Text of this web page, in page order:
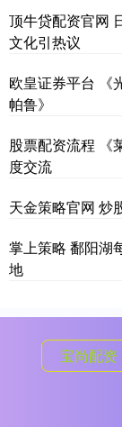
顶牛贷配资官网
文化引热议
欧皇证券平台 《
帕鲁》
股票配资流程 《
度交流
天金策略官网 炒
掌上策略 鄱阳湖
地
宝尚配资